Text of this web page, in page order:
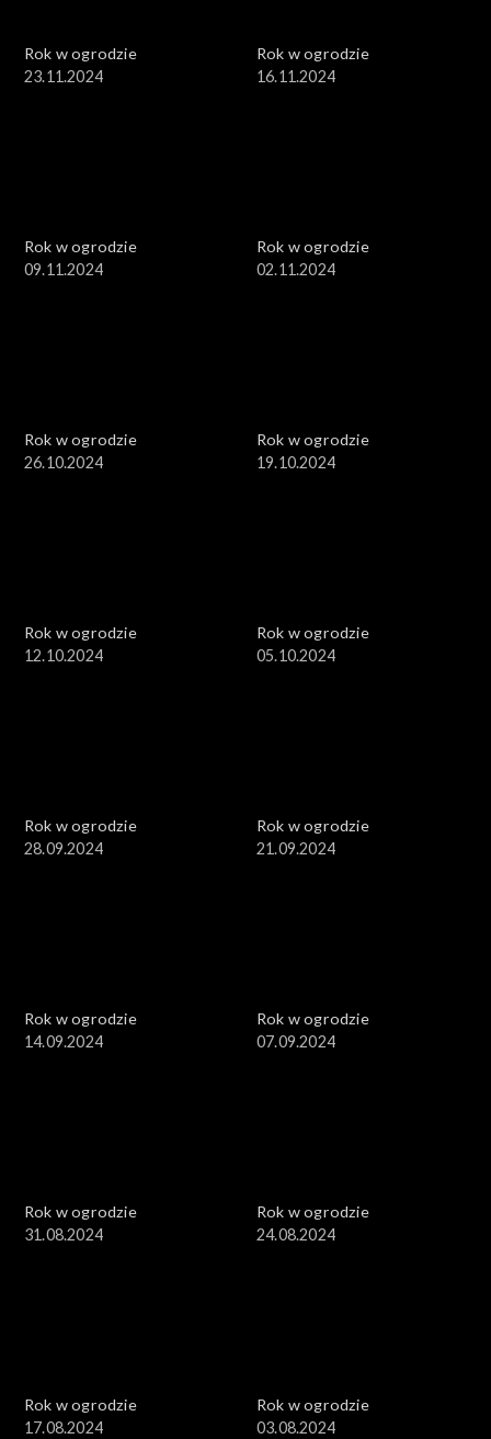
Rok w ogrodzie
23.11.2024
Rok w ogrodzie
16.11.2024
Rok w ogrodzie
09.11.2024
Rok w ogrodzie
02.11.2024
Rok w ogrodzie
26.10.2024
Rok w ogrodzie
19.10.2024
Rok w ogrodzie
12.10.2024
Rok w ogrodzie
05.10.2024
Rok w ogrodzie
28.09.2024
Rok w ogrodzie
21.09.2024
Rok w ogrodzie
14.09.2024
Rok w ogrodzie
07.09.2024
Rok w ogrodzie
31.08.2024
Rok w ogrodzie
24.08.2024
Rok w ogrodzie
17.08.2024
Rok w ogrodzie
03.08.2024